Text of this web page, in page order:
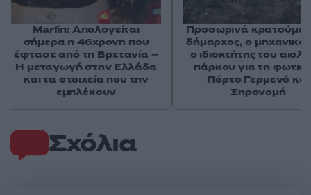
Σχόλια
Marfin: Απολογείται
σήμερα η 46χρονη που
έφτασε από τη Βρετανία –
Η μεταγωγή στην Ελλάδα
και τα στοιχεία που την
εμπλέκουν
Προσωρινά
δήμαρχος, ο μηχανικός
ο ιδιοκτήτης του
πάρκου για τη φωτιά
Πόρτο Γερμενό και
Ξηρονομή